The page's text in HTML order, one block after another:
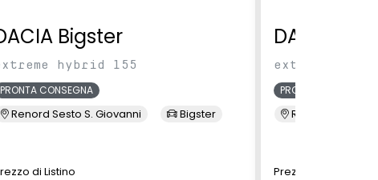
Bigster
hybrid 155
PRONTA CONSEGNA
Renord Sesto S. Giovanni Bigster
di Listino
DACIA
extreme
PRONTA CONSEGNA
Renord Sesto S.
Prezzo di Listino